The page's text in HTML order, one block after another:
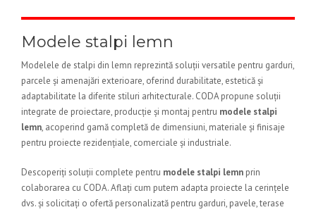
Modele stalpi lemn
Modelele de stalpi din lemn reprezintă soluții versatile pentru garduri,
parcele și amenajări exterioare, oferind durabilitate, estetică și
adaptabilitate la diferite stiluri arhitecturale. CODA propune soluții
integrate de proiectare, producție și montaj pentru modele stalpi
lemn, acoperind gamă completă de dimensiuni, materiale și finisaje
pentru proiecte rezidențiale, comerciale și industriale.
Descoperiți soluții complete pentru modele stalpi lemn prin
colaborarea cu CODA. Aflați cum putem adapta proiecte la cerințele
dvs. și solicitați o ofertă personalizată pentru garduri, pavele, terase